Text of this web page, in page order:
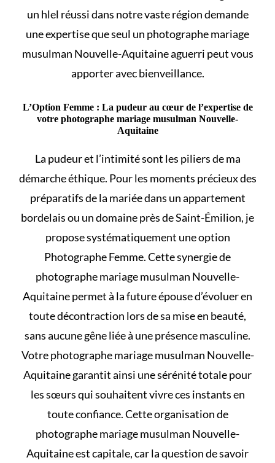
un hlel réussi dans notre vaste région demande
une expertise que seul un photographe mariage
musulman Nouvelle-Aquitaine aguerri peut vous
apporter avec bienveillance.
L’Option Femme : La pudeur au cœur de l’expertise de
votre photographe mariage musulman Nouvelle-
Aquitaine
La pudeur et l’intimité sont les piliers de ma
démarche éthique. Pour les moments précieux des
préparatifs de la mariée dans un appartement
bordelais ou un domaine près de Saint-Émilion, je
propose systématiquement une option
Photographe Femme. Cette synergie de
photographe mariage musulman Nouvelle-
Aquitaine permet à la future épouse d’évoluer en
toute décontraction lors de sa mise en beauté,
sans aucune gêne liée à une présence masculine.
Votre photographe mariage musulman Nouvelle-
Aquitaine garantit ainsi une sérénité totale pour
les sœurs qui souhaitent vivre ces instants en
toute confiance. Cette organisation de
photographe mariage musulman Nouvelle-
Aquitaine est capitale, car la question de savoir